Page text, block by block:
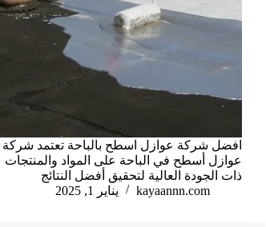
افضل شركة عوازل اسطح بالباحة تعتمد شركة
عوازل أسطح في الباحة على المواد والمنتجات
ذات الجودة العالية لتحقيق أفضل النتائج
kayaannn.com
يناير 1, 2025